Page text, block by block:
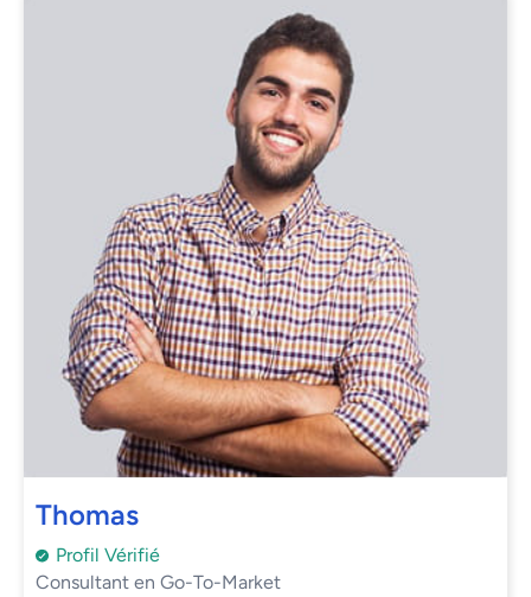
Thomas
Profil Vérifié
Consultant en Go-To-Market